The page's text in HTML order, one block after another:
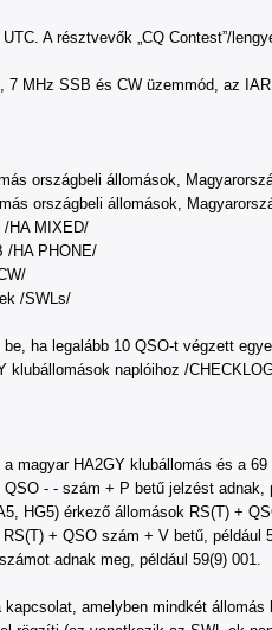
A résztvevők „CQ Contest”/
7 MHz SSB és CW üzemmód, az
országbeli állomások,
országbeli állomások,
/HA MIXED/
/HA PHONE/
/SWLs/
ha legalább 10 QSO-t végzett
klubállomások naplóihoz /
magyar HA2GY klubállomás és a
- - szám + P betű jelzést adnak,
HG5) érkező állomások RS(T) +
+ QSO szám + V betű, például
adnak meg, például 59(9) 001.
kapcsolat, amelyben mindkét